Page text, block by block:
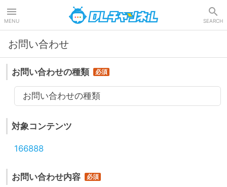
MENU SEARCH
お問い合わせ
お問い合わせの種類
お問い合わせの種類
対象コンテンツ
166888
お問い合わせ内容